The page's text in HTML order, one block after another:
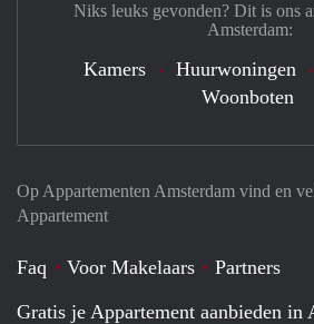
Op Appartementen Amsterdam vind en
Appartement
Faq Voor Makelaars
Partners
Gratis je Appartement aanbieden in
Niks leuks gevonden? Dit is ons
Amsterdam:
Kamers Huurwoningen
Woonboten